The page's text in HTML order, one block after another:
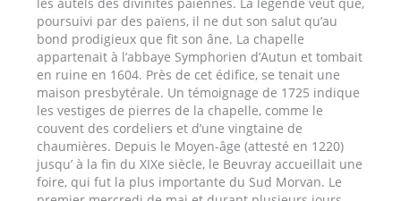
poursuivi par des païens, il ne dut son salut qu’au
bond prodigieux que fit son âne. La chapelle
appartenait à l’abbaye Symphorien d’Autun et tombait
en ruine en 1604. Près de cet édifice, se tenait une
maison presbytérale. Un témoignage de 1725 indique
les vestiges de pierres de la chapelle, comme le
couvent des cordeliers et d’une vingtaine de
chaumières. Depuis le Moyen-âge (attesté en 1220)
jusqu’ à la fin du XIXe siècle, le Beuvray accueillait une
foire, qui fut la plus importante du Sud Morvan. Le